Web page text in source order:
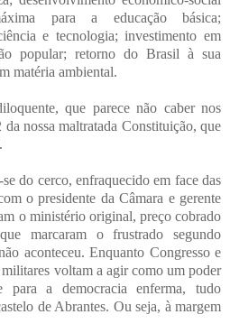
para a educação básica;
e tecnologia; investimento em
popular; retorno do Brasil à sua
matéria ambiental.
que parece não caber nos
nossa maltratada Constituição, que
do cerco, enfraquecido em face das
o presidente da Câmara e gerente
o ministério original, preço cobrado
marcaram o frustrado segundo
aconteceu. Enquanto Congresso e
voltam a agir como um poder
para a democracia enferma, tudo
de Abrantes. Ou seja, à margem